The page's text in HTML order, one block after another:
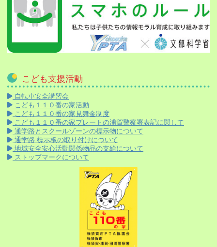
こども支援活動
自転車安全講習会
こども１１０番の家活動
こども１１０番の家見舞金制度
こども１１０番の家プレートの浦賀警察署表記に関して
通学路とスクールゾーンの標示物について
通学路 標示板の取り付けについて
地域安全安心活動関係物品の支給について
ストップマークについて